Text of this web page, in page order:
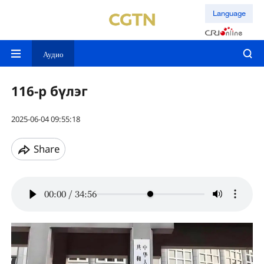
Language
Аудио
116-р бүлэг
2025-06-04 09:55:18
Share
00:00 / 34:56